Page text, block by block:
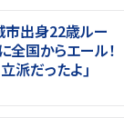
市出身22歳ルー
全国からエール！
派だったよ｣